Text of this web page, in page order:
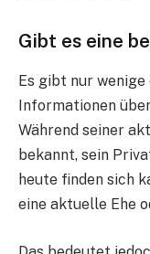
Gibt es eine
Es gibt nur
Informationen
Während seiner
bekannt, sein
heute finden sich
eine aktuelle Ehe